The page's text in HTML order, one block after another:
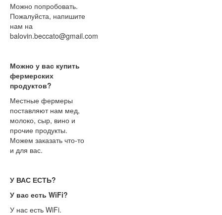
Можно попробовать.
Пожалуйста, напишите
нам на
balovin.beccato@gmail.com
Можно у вас купить
фермерских
продуктов?
Местные фермеры
поставляют нам мед,
молоко, сыр, вино и
прочие продукты.
Можем заказать что-то
и для вас.
У ВАС ЕСТЬ?
У вас есть WiFi?
У нас есть WiFi.